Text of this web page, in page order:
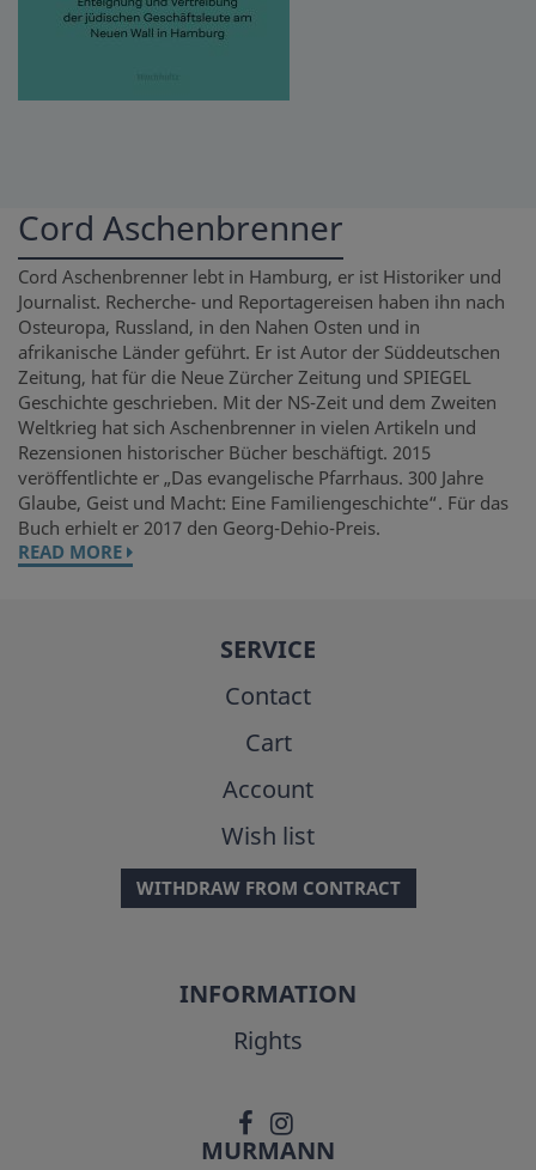
Cord Aschenbrenner
Cord Aschenbrenner lebt in Hamburg, er ist Historiker und
Journalist. Recherche- und Reportagereisen haben ihn nach
Osteuropa, Russland, in den Nahen Osten und in
afrikanische Länder geführt. Er ist Autor der Süddeutschen
Zeitung, hat für die Neue Zürcher Zeitung und SPIEGEL
Geschichte geschrieben. Mit der NS-Zeit und dem Zweiten
Weltkrieg hat sich Aschenbrenner in vielen Artikeln und
Rezensionen historischer Bücher beschäftigt. 2015
veröffentlichte er „Das evangelische Pfarrhaus. 300 Jahre
Glaube, Geist und Macht: Eine Familiengeschichte“. Für das
Buch erhielt er 2017 den Georg-Dehio-Preis.
READ MORE
SERVICE
Contact
Cart
Account
Wish list
WITHDRAW FROM CONTRACT
INFORMATION
Rights
MURMANN